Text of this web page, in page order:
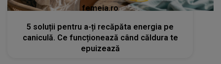
femeia.ro
5 soluții pentru a-ți recăpăta energia pe
caniculă. Ce funcționează când căldura te
epuizează